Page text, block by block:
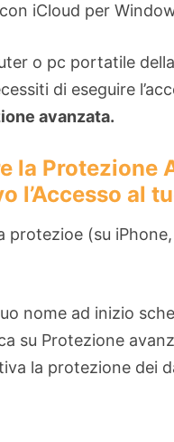
iCloud per
o pc portatile
di eseguire
avanzata.
la Protezione
l’Accesso al
protezioe (su
nome ad inizio
su Protezione
la protezione dei